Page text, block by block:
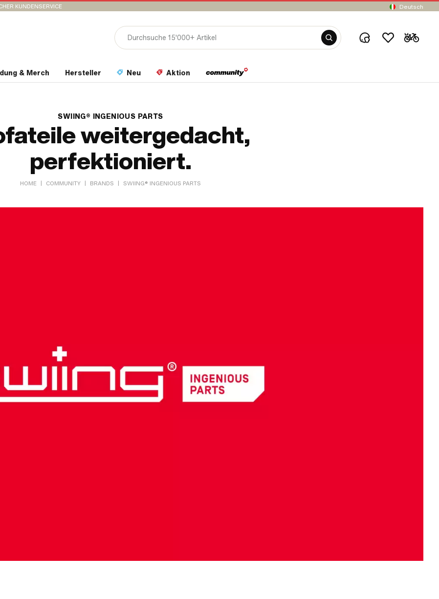
KUNDENSERVICE Deutsch
& Merch Hersteller Neu Aktion
SWIING® INGENIOUS PARTS
weitergedacht,
perfektioniert.
HOME | COMMUNITY | BRANDS | SWIING® INGENIOUS PARTS